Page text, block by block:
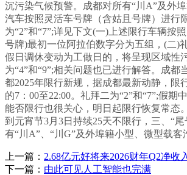
沉污染气候预警。成都对所有“川A”及外
汽车按照灵活车号牌（含姑且号牌）进行
为“2”和“7”;详见下文(一)上述限行车辆按
号牌)最初一位阿拉伯数字分为五组，(二)
假日调休变动为工做日的，将呈现区域性
为“4”和“9”;相关问题也已进行解答。成都
都2025年限行新规，据成都最新动静，限
的7：00至22:00。礼拜二为“2”和“7”;假期
能否限行也很关心，明日起限行恢复常态
到元宵节3月3日持续25天不限行，三、“
有“川A”、“川G”及外埠籍小型、微型载客
上一篇： 2.68亿元好将来2026财年Q2净收
下一篇： 由此可见人工智能也完满